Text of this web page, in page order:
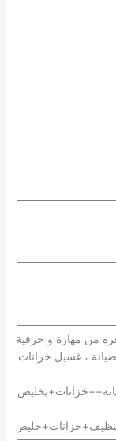
من مهارة و حرفية
، غسيل خزانات